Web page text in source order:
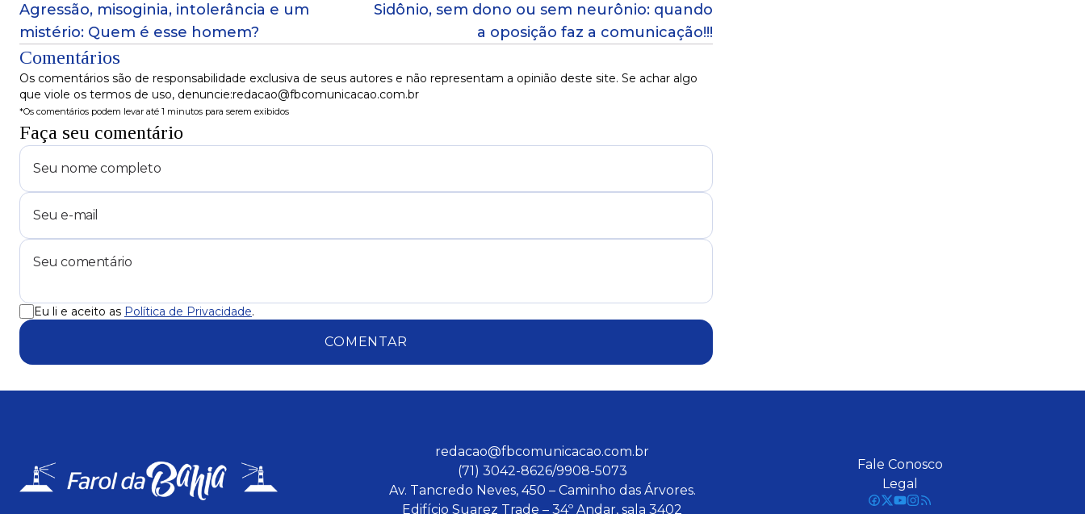
Agressão, misoginia, intolerância e um
mistério: Quem é esse homem?
Sidônio, sem dono ou sem neurônio: quando
a oposição faz a comunicação!!!
Comentários
Os comentários são de responsabilidade exclusiva de seus autores e não representam a opinião deste site. Se achar algo
que viole os termos de uso, denuncie:redacao@fbcomunicacao.com.br
*Os comentários podem levar até 1 minutos para serem exibidos
Faça seu comentário
Eu li e aceito as Política de Privacidade.
COMENTAR
redacao@fbcomunicacao.com.br
(71) 3042-8626/9908-5073
Av. Tancredo Neves, 450 – Caminho das Árvores.
Edifício Suarez Trade – 34º Andar, sala 3402
Fale Conosco
Legal